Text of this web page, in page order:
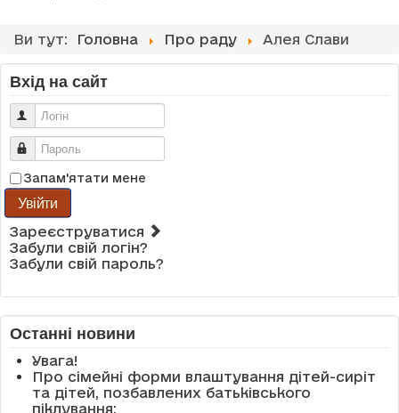
Ви тут: Головна Про раду Алея Слави
Вхід на сайт
Логін
Пароль
Запам'ятати мене
Увійти
Зареєструватися
Забули свій логін?
Забули свій пароль?
Останні новини
Увага!
Про сімейні форми влаштування дітей-сиріт
та дітей, позбавлених батьківського
піклування: